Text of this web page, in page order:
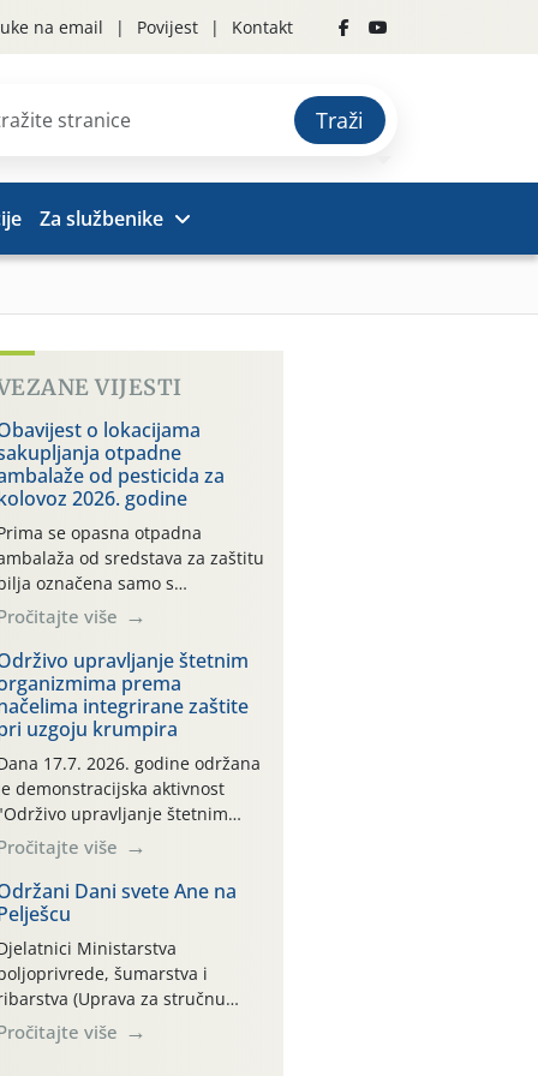
na email Povijest Kontakt
Traži
Za službenike
VIJESTI
o lokacijama
otpadne
od pesticida za
2026. godine
se opasna otpadna
od sredstava za zaštitu
označena samo s
i oznakom
CROCPA EKO MODEL:
ambalaža kao i
drugih proizvoda koji
sredstva za zaštitu bilja
(npr. ambalaža od mineralnih
se ne prihvaća.
je osiguran
povrat prazne
isključivo ovih tvrtki:
MAKS, AGRONOM,
TKI* (PINUS […]
više
upravljanje štetnim
prema
integrirane zaštite
uzgoju krumpira
17.7. 2026. godine održana
demonstracijska aktivnost
upravljanje štetnim
prema načelima
integrirane zaštite pri uzgoju
na pokusnom polju
kraj naselja Belica
parcela ID 2445031)
dio Međimurske
više
Dani svete Ane na
Ministarstva
šumarstva i
(Uprava za stručnu
razvoju poljoprivrede)
sudjelovali su na tradicionalnom
više